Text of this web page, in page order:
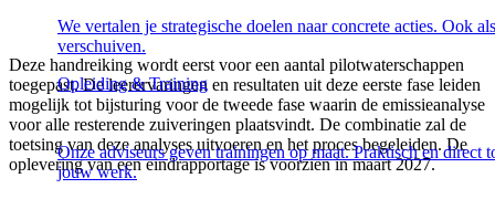
We vertalen je strategische doelen naar concrete acties. Ook
verschuiven.
Opleiding & Training
Onze adviseurs geven trainingen op maat. Praktisch en direct
jouw werk.
Deze handreiking wordt eerst voor een aantal pilotwaterschappen
toegepast. De leerervaringen en resultaten uit deze eerste fase leiden
mogelijk tot bijsturing voor de tweede fase waarin de emissieanalyse
voor alle resterende zuiveringen plaatsvindt. De combinatie zal de
toetsing van deze analyses uitvoeren en het proces begeleiden. De
oplevering van een eindrapportage is voorzien in maart 2027.